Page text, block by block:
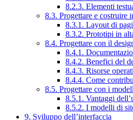
8.2.3. Elementi
8.3. Progettare e costruire
8.3.1. Layout di
8.3.2. Prototipi in
8.4. Progettare con il
8.4.1.
8.4.2. Benefici del
8.4.3. Risorse
8.4.4. Come
8.5. Progettare con i
8.5.1. Vantaggi
8.5.2. I modelli di
9. Sviluppo dell’interfaccia